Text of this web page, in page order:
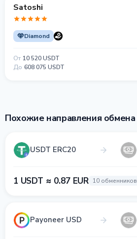
Satoshi
Diamond
От 10 520 USDT
До 608 075 USDT
Похожие направления обмена
USDT ERC20
1 USDT ≈ 0.87 EUR 10 обменников
Payoneer USD